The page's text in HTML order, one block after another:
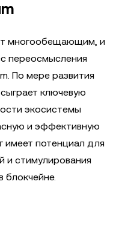
многообещающим, и
переосмысления
По мере развития
ключевую
экосистемы
и эффективную
имеет потенциал для
и стимулирования